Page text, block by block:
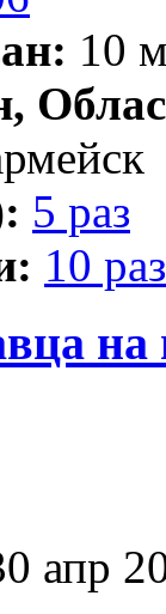
10
5 раз
10 раз
апр